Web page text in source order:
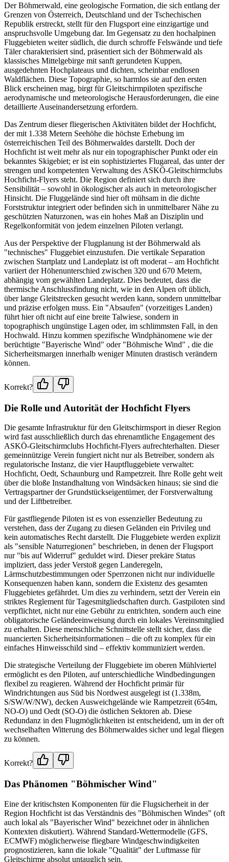
Der Böhmerwald, eine geologische Formation, die sich entlang der
Grenzen von Österreich, Deutschland und der Tschechischen
Republik erstreckt, stellt für den Flugsport eine einzigartige und
anspruchsvolle Umgebung dar. Im Gegensatz zu den hochalpinen
Fluggebieten weiter südlich, die durch schroffe Felswände und tiefe
Täler charakterisiert sind, präsentiert sich der Böhmerwald als
klassisches Mittelgebirge mit sanft gerundeten Kuppen,
ausgedehnten Hochplateaus und dichten, scheinbar endlosen
Waldflächen. Diese Topographie, so harmlos sie auf den ersten
Blick erscheinen mag, birgt für Gleitschirmpiloten spezifische
aerodynamische und meteorologische Herausforderungen, die eine
detaillierte Auseinandersetzung erfordern.
Das Zentrum dieser fliegerischen Aktivitäten bildet der Hochficht,
der mit 1.338 Metern Seehöhe die höchste Erhebung im
österreichischen Teil des Böhmerwaldes darstellt. Doch der
Hochficht ist weit mehr als nur ein topographischer Punkt oder ein
bekanntes Skigebiet; er ist ein sophistiziertes Flugareal, das unter der
strengen und kompetenten Verwaltung des ASKÖ-Gleitschirmclubs
Hochficht-Flyers steht. Die Region definiert sich durch ihre
Sensibilität – sowohl in ökologischer als auch in meteorologischer
Hinsicht. Die Fluggelände sind hier oft mühsam in die dichte
Forststruktur integriert oder befinden sich in unmittelbarer Nähe zu
geschützten Naturzonen, was ein hohes Maß an Disziplin und
Regelkonformität von jedem einzelnen Piloten verlangt.
Aus der Perspektive der Flugplanung ist der Böhmerwald als
"technisches" Fluggebiet einzustufen. Die vertikale Separation
zwischen Startplatz und Landeplatz ist oft moderat – am Hochficht
variiert der Höhenunterschied zwischen 320 und 670 Metern,
abhängig vom gewählten Landeplatz. Dies bedeutet, dass die
thermische Anschlussfindung nicht, wie in den Alpen oft üblich,
über lange Gleitstrecken gesucht werden kann, sondern unmittelbar
und präzise erfolgen muss. Ein "Absaufen" (vorzeitiges Landen)
führt hier oft nicht auf eine breite Talwiese, sondern in
topographisch ungünstige Lagen oder, im schlimmsten Fall, in den
Hochwald. Hinzu kommen spezifische Windphänomene wie der
berüchtigte "Bayerische Wind" oder "Böhmische Wind" , die die
Sicherheitsmargen innerhalb weniger Minuten drastisch verändern
können.
Korrekt?
Die Rolle und Autorität der Hochficht Flyers
Die gesamte Infrastruktur für den Gleitschirmsport in dieser Region
wird fast ausschließlich durch das ehrenamtliche Engagement des
ASKÖ-Gleitschirmclubs Hochficht-Flyers aufrechterhalten. Dieser
gemeinnützige Verein fungiert nicht nur als Betreiber, sondern als
regulatorische Instanz, die vier Hauptfluggebiete verwaltet:
Hochficht, Oedt, Schaunburg und Rampetzreit. Ihre Rolle geht weit
über die bloße Instandhaltung von Windsäcken hinaus; sie sind die
Vertragspartner der Grundstückseigentümer, der Forstverwaltung
und der Liftbetreiber.
Für gastfliegende Piloten ist es von essenzieller Bedeutung zu
verstehen, dass der Zugang zu diesen Geländen ein Privileg und
kein automatisches Recht darstellt. Die Fluggebiete werden explizit
als "sensible Naturregionen" beschrieben, in denen der Flugsport
nur "bis auf Widerruf" geduldet wird. Dieser prekäre Status
impliziert, dass jeder Verstoß gegen Landeregeln,
Lärmschutzbestimmungen oder Sperrzonen nicht nur individuelle
Konsequenzen haben kann, sondern die Existenz des gesamten
Fluggebietes gefährdet. Um dies zu verhindern, setzt der Verein ein
striktes Reglement für Tagesmitgliedschaften durch. Gastpiloten sind
verpflichtet, nicht nur eine Gebühr zu entrichten, sondern auch eine
obligatorische Geländeeinweisung durch ein lokales Vereinsmitglied
zu erhalten. Diese menschliche Schnittstelle stellt sicher, dass die
nuancierten Sicherheitsinformationen – die oft zu komplex für ein
einfaches Hinweisschild sind – effektiv kommuniziert werden.
Die strategische Verteilung der Fluggebiete im oberen Mühlviertel
ermöglicht es den Piloten, auf unterschiedliche Windbedingungen
flexibel zu reagieren. Während der Hochficht primär für
Windrichtungen aus Süd bis Nordwest ausgelegt ist (1.338m,
S/SW/W/NW), decken Ausweichgelände wie Rampetzreit (654m,
NO-O) und Oedt (SO-O) die östlichen Sektoren ab. Diese
Redundanz in den Flugmöglichkeiten ist entscheidend, um in der oft
wechselhaften Witterung des Böhmerwaldes sicher und legal fliegen
zu können.
Korrekt?
Das Phänomen "Böhmischer Wind"
Eine der kritischsten Komponenten für die Flugsicherheit in der
Region Hochficht ist das Verständnis des "Böhmischen Windes" (oft
auch lokal als "Bayerischer Wind" bezeichnet oder in ähnlichen
Kontexten diskutiert). Während Standard-Wettermodelle (GFS,
ECMWF) möglicherweise fliegbare Windgeschwindigkeiten
prognostizieren, kann die lokale "Qualität" der Luftmasse für
Gleitschirme absolut untauglich sein.